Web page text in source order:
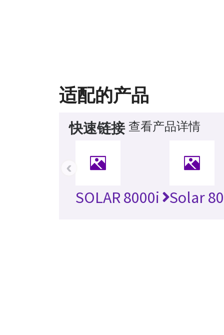
适配的产品
快速链接 查看产品详情
SOLAR 8000i Solar
‹